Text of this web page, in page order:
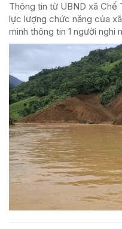
Thông tin từ UBND xã
lực lượng chức năng của
minh thông tin 1 người nghi